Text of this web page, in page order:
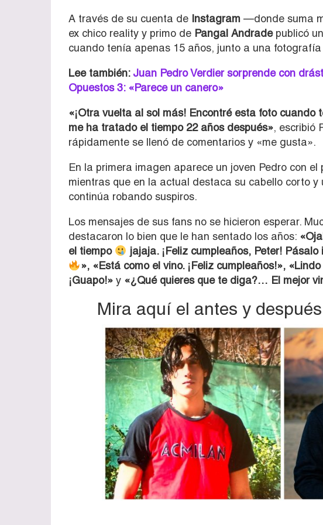
A través de su cuenta de Instagram —donde suma
ex chico reality y primo de Pangal Andradepublicó
cuando tenía apenas 15 años, junto a una
Lee también: Juan Pedro Verdier sorprende con
Opuestos 3: «Parece un canero»
«¡Otra vuelta al sol más! Encontré esta foto
me ha tratado el tiempo 22 años después», escribió
rápidamente se llenó de comentarios y «me gusta».
En la primera imagen aparece un joven Pedro con
mientras que en la actual destaca su cabello corto y
continúa robando suspiros.
Los mensajes de sus fans no se hicieron esperar.
destacaron lo bien que le han sentado los años:
el tiempo
jajaja. ¡Feliz cumpleaños, Peter! Pásalo
», «Está como el vino. ¡Feliz cumpleaños!»,
¡Guapo!» y «¿Qué quieres que te diga?… El mejor
Mira aquí el antes y